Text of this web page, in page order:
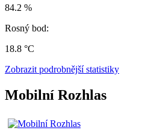
84.2 %
Rosný bod:
18.8 °C
Zobrazit podrobnější statistiky
Mobilní Rozhlas